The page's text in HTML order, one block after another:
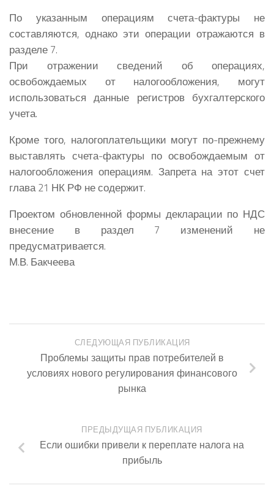
По указанным операциям счета-фактуры не
составляются, однако эти операции отражаются в
разделе 7.
При отражении сведений об операциях,
освобождаемых от налогообложения, могут
использоваться данные регистров бухгалтерского
учета.
Кроме того, налогоплательщики могут по-прежнему
выставлять счета-фактуры по освобождаемым от
налогообложения операциям. Запрета на этот счет
глава 21 НК РФ не содержит.
Проектом обновленной формы декларации по НДС
внесение в раздел 7 изменений не
предусматривается.
М.В. Бакчеева
СЛЕДУЮЩАЯ ПУБЛИКАЦИЯ
Проблемы защиты прав потребителей в
условиях нового регулирования финансового
рынка
ПРЕДЫДУЩАЯ ПУБЛИКАЦИЯ
Если ошибки привели к переплате налога на
прибыль